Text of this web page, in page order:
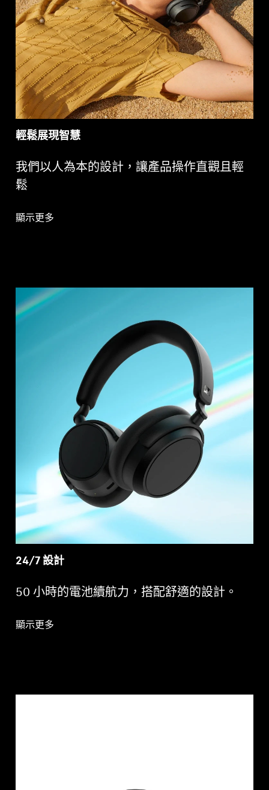
輕鬆展現智慧
我們以人為本的設計，讓產品操作直觀且輕
鬆
顯示更多
24/7 設計
50 小時的電池續航力，搭配舒適的設計。
顯示更多